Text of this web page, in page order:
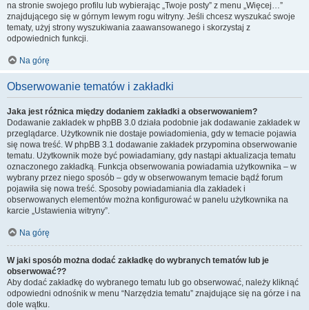
na stronie swojego profilu lub wybierając „Twoje posty” z menu „Więcej…”
znajdującego się w górnym lewym rogu witryny. Jeśli chcesz wyszukać swoje
tematy, użyj strony wyszukiwania zaawansowanego i skorzystaj z
odpowiednich funkcji.
Na górę
Obserwowanie tematów i zakładki
Jaka jest różnica między dodaniem zakładki a obserwowaniem?
Dodawanie zakładek w phpBB 3.0 działa podobnie jak dodawanie zakładek w
przeglądarce. Użytkownik nie dostaje powiadomienia, gdy w temacie pojawia
się nowa treść. W phpBB 3.1 dodawanie zakładek przypomina obserwowanie
tematu. Użytkownik może być powiadamiany, gdy nastąpi aktualizacja tematu
oznaczonego zakładką. Funkcja obserwowania powiadamia użytkownika – w
wybrany przez niego sposób – gdy w obserwowanym temacie bądź forum
pojawiła się nowa treść. Sposoby powiadamiania dla zakładek i
obserwowanych elementów można konfigurować w panelu użytkownika na
karcie „Ustawienia witryny”.
Na górę
W jaki sposób można dodać zakładkę do wybranych tematów lub je
obserwować??
Aby dodać zakładkę do wybranego tematu lub go obserwować, należy kliknąć
odpowiedni odnośnik w menu “Narzędzia tematu” znajdujące się na górze i na
dole wątku.